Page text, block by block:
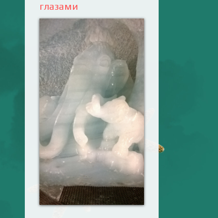
глазами
Ваш английский
здесь! Интерактивные